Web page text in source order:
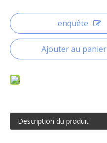
enquête
Ajouter au panier
Description du produit